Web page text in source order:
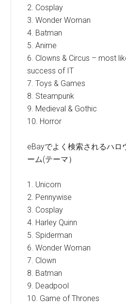
2. Cosplay
3. Wonder Woman
4. Batman
5. Anime
6. Clowns & Circus – most
success of IT
7. Toys & Games
8. Steampunk
9. Medieval & Gothic
10. Horror
eBayでよく検索されるハロ
ーム(テーマ）
1. Unicorn
2. Pennywise
3. Cosplay
4. Harley Quinn
5. Spiderman
6. Wonder Woman
7. Clown
8. Batman
9. Deadpool
10. Game of Thrones